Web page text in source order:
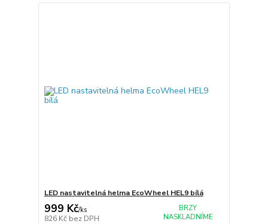
LED nastavitelná helma EcoWheel HEL9 bílá
999 Kč/ks
826 Kč bez DPH
BRZY
NASKLADNÍME